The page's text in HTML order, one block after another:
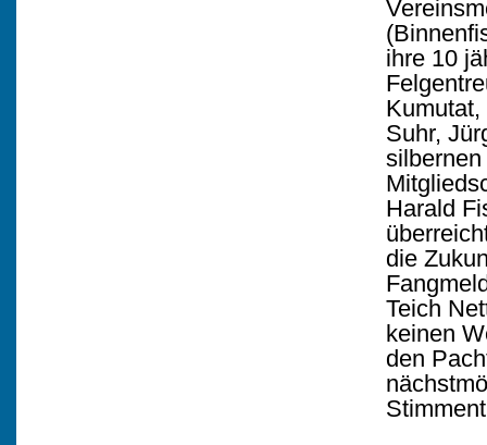
ihre 10
Suhr,
Harald
die
Teich
keinen
den